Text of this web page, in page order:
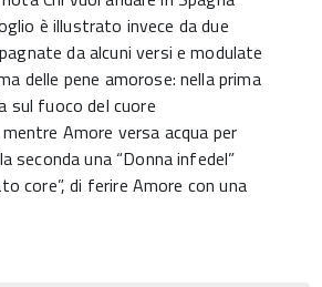
è illustrato invece da due
da alcuni versi e modulate
delle pene amorose: nella prima
sul fuoco del cuore
Amore versa acqua per
seconda una “Donna infedel”
core”, di ferire Amore con una